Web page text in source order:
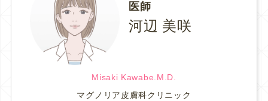
医師
河辺 美咲
Misaki Kawabe.M.D.
マグノリア皮膚科クリニック